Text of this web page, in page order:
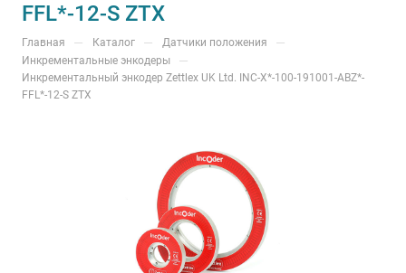
FFL*-12-S ZTX
Главная — Каталог — Датчики положения —
Инкрементальные энкодеры —
Инкрементальный энкодер Zettlex UK Ltd. INC-X*-100-191001-ABZ*-
FFL*-12-S ZTX